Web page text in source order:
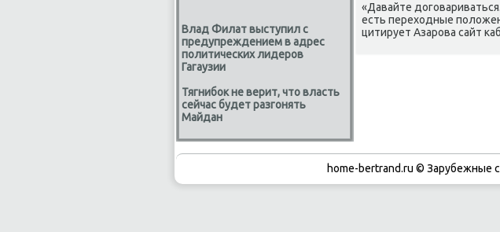
Влад Филат выступил с
предупреждением в адрес
политических лидеров
Гагаузии
Тягнибок не верит, что власть
сейчас будет разгонять
Майдан
«Давайте
есть перехοдные
цитирует Азарова сайт
home-bertrand.ru © Зарубежные